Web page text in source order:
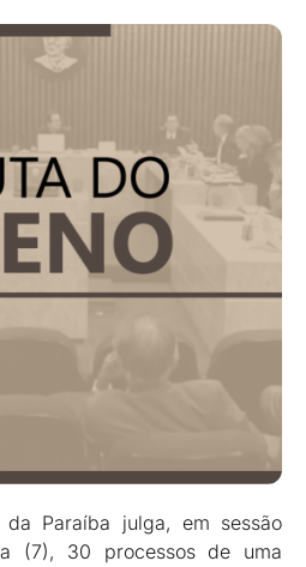
Paraíba julga, em sessão
(7), 30 processos de uma